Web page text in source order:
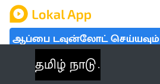
ஆப்பை டவுன்லோட் செய்யவும்
தமிழ் நாடு